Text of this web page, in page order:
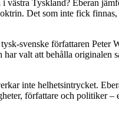
Tyskland? Eberan
Det som inte fick
svenske författaren
har valt att behålla originalen
inte helhetsintrycket.
författare och politiker –